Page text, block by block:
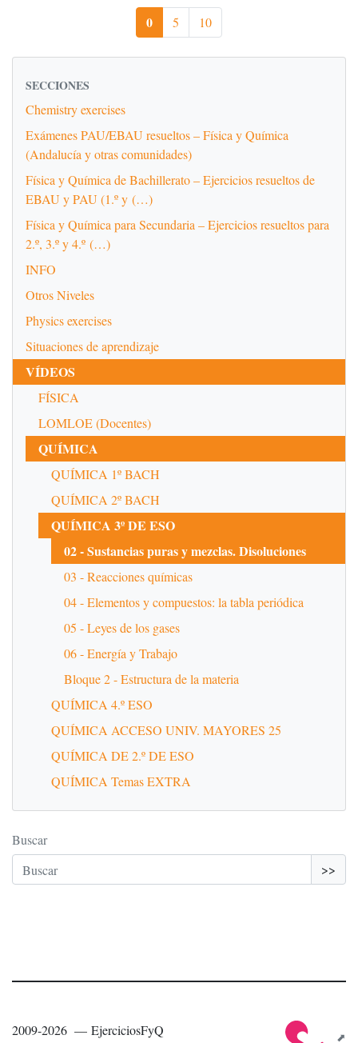
0 5 10
SECCIONES
Chemistry exercises
Exámenes PAU/EBAU resueltos – Física y Química
(Andalucía y otras comunidades)
Física y Química de Bachillerato – Ejercicios resueltos de
EBAU y PAU (1.º y (…)
Física y Química para Secundaria – Ejercicios resueltos para
2.º, 3.º y 4.º (…)
INFO
Otros Niveles
Physics exercises
Situaciones de aprendizaje
VÍDEOS
FÍSICA
LOMLOE (Docentes)
QUÍMICA
QUÍMICA 1º BACH
QUÍMICA 2º BACH
QUÍMICA 3º DE ESO
02 - Sustancias puras y mezclas. Disoluciones
03 - Reacciones químicas
04 - Elementos y compuestos: la tabla periódica
05 - Leyes de los gases
06 - Energía y Trabajo
Bloque 2 - Estructura de la materia
QUÍMICA 4.º ESO
QUÍMICA ACCESO UNIV. MAYORES 25
QUÍMICA DE 2.º DE ESO
QUÍMICA Temas EXTRA
Buscar
>>
2009-2026 — EjerciciosFyQ